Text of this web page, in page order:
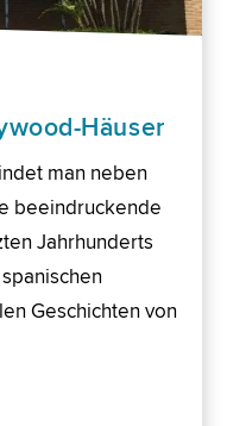
Häuser
man neben
beeindruckende
Jahrhunderts
Geschichten von